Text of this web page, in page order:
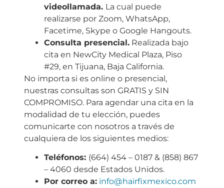
videollamada. La cual puede
realizarse por Zoom, WhatsApp,
Facetime, Skype o Google Hangouts.
Consulta presencial. Realizada bajo
cita en NewCity Medical Plaza, Piso
#29, en Tijuana, Baja California.
No importa si es online o presencial,
nuestras consultas son GRATIS y SIN
COMPROMISO. Para agendar una cita en la
modalidad de tu elección, puedes
comunicarte con nosotros a través de
cualquiera de los siguientes medios:
Teléfonos: (664) 454 – 0187 & (858) 867
– 4060 desde Estados Unidos.
Por correo a: info@hairfixmexico.com